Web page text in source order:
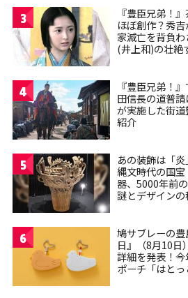
3
『豊臣兄弟！
ほぼ創作？秀
家滅亡を背負
(井上和)の壮絶
4
『豊臣兄弟！
田信長の道普
が実施した街
紹介
5
あの装飾は「
縄文時代の国
器、5000年前
謎とデザインの
6
鳩サブレーの
日』（8月10日
詳細を発表！
ポーチ「はとっ